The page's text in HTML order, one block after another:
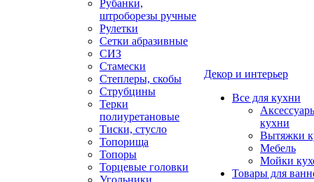
Рубанки,
штроборезы ручные
Рулетки
Сетки абразивные
СИЗ
Стамески
Степлеры, скобы
Струбцины
Терки
полиуретановые
Тиски, стусло
Топорища
Топоры
Торцевые головки
Угольники,
Декор и интерьер
Все для кухни
кухни
Вытяжки
Мебель
Мойки
Товары для